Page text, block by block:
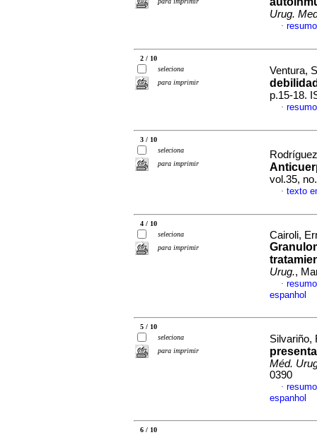
Urug.
·
2 / 10
seleciona
para imprimir
Ventura,
p.15-18.
·
3 / 10
seleciona
para imprimir
vol.35,
· texto
4 / 10
seleciona
para imprimir
Cairoli,
Urug.,
·
espanhol
5 / 10
seleciona
para imprimir
Silvariño,
Méd.
0390
·
espanhol
6 / 10